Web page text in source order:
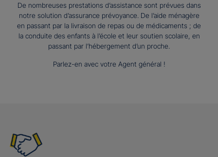
De nombreuses prestations d’assistance sont prévues dans
notre solution d’assurance prévoyance. De l’aide ménagère
en passant par la livraison de repas ou de médicaments ; de
la conduite des enfants à l’école et leur soutien scolaire, en
passant par l’hébergement d’un proche.
Parlez-en avec votre Agent général !